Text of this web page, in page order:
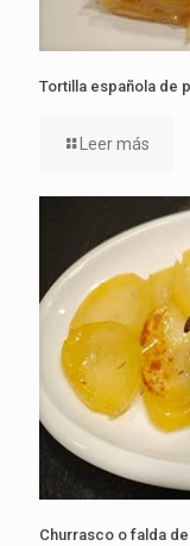
Tortilla española de
Leer más
Churrasco o falda